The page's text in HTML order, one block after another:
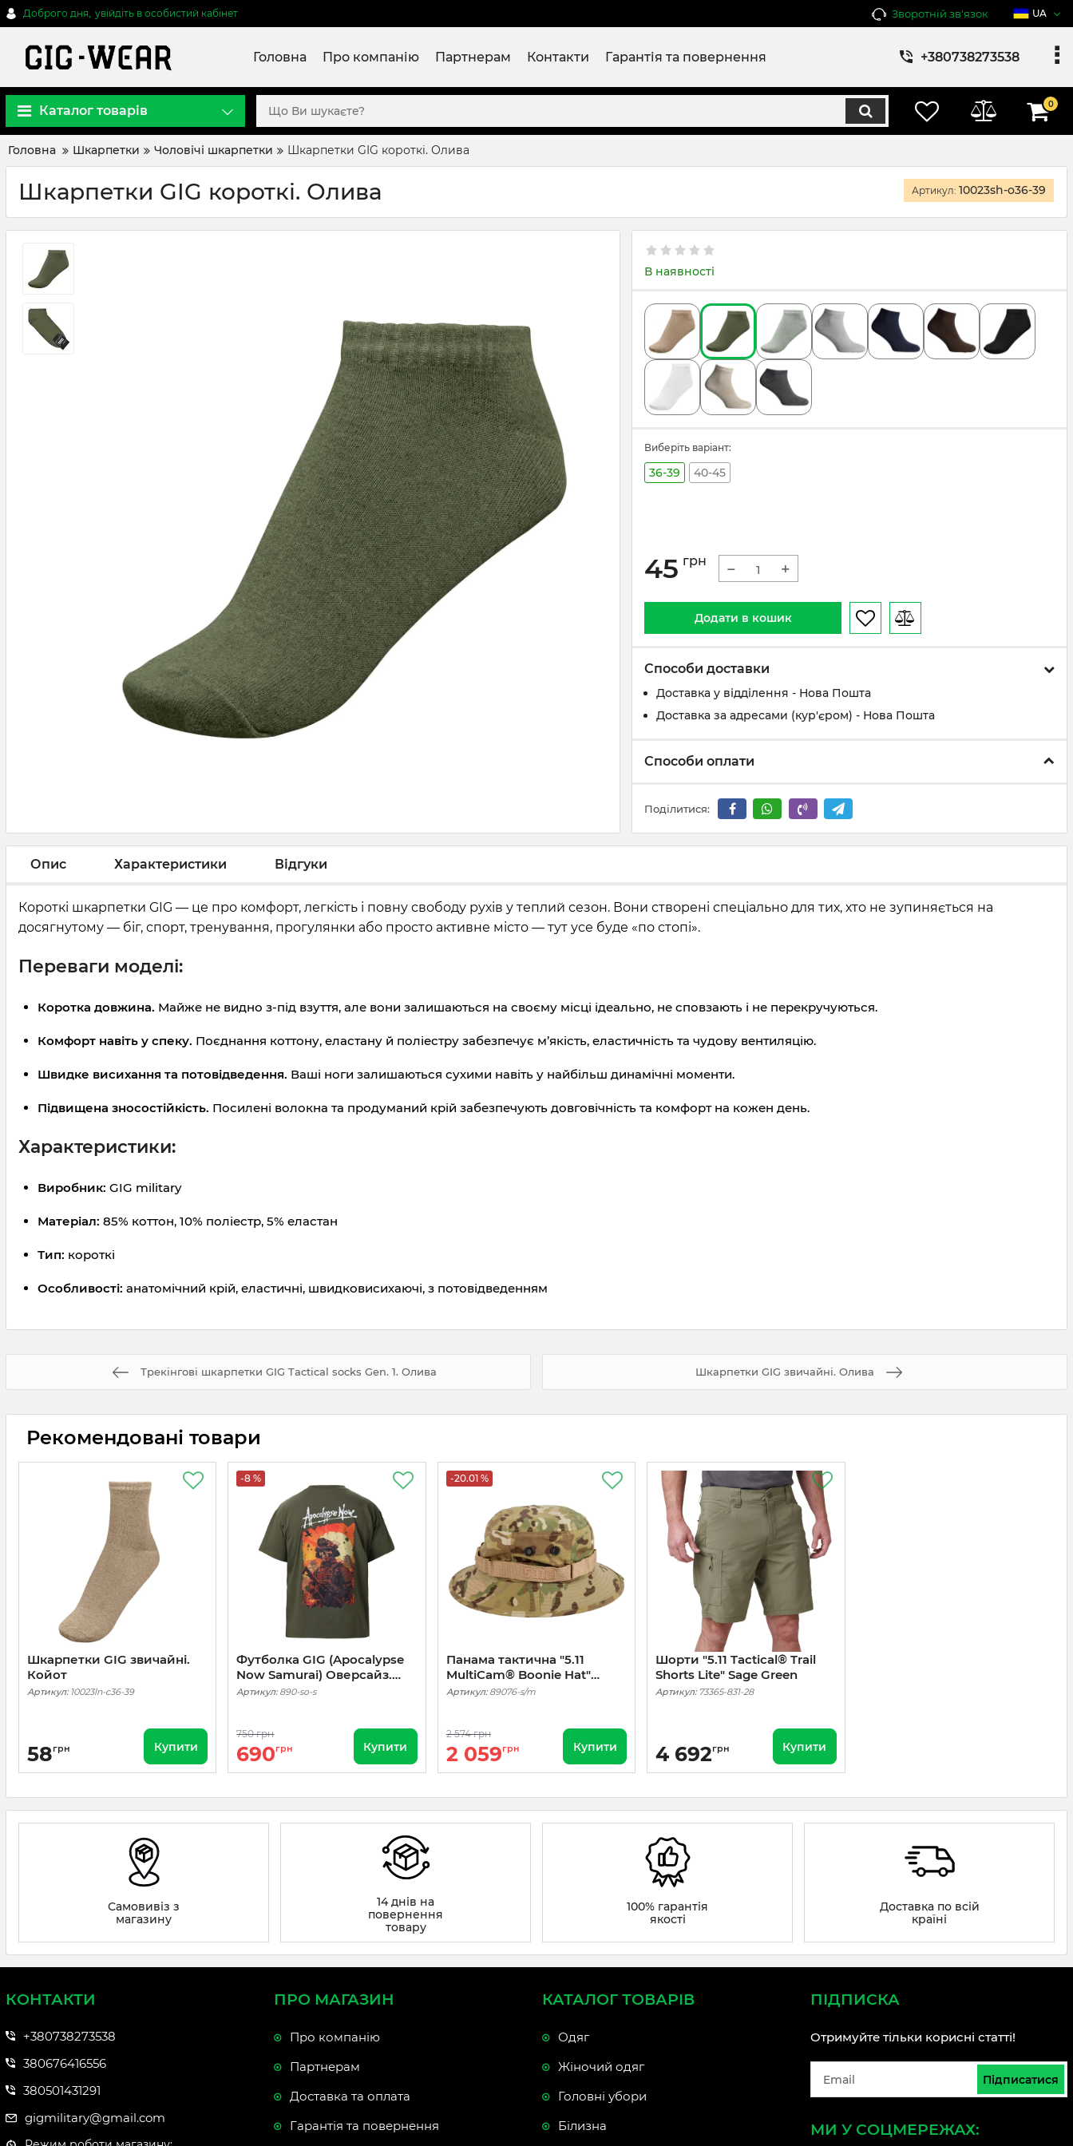
Доброго дня, увійдіть в особистий кабінет Зворотній зв'язок UA
Головна Про компанію Партнерам Контакти Гарантія та повернення +380738273538
Каталог товарів 0
Головна Шкарпетки Чоловічі шкарпетки Шкарпетки GIG короткі. Олива
Шкарпетки GIG короткі. Олива Артикул: 10023sh-o36-39
В наявності
Виберіть варіант:
36-39 40-45
45 грн − +
Додати в кошик
Способи доставки
Доставка у відділення - Нова Пошта
Доставка за адресами (кур'єром) - Нова Пошта
Способи оплати
Поділитися:
Опис Характеристики Відгуки
Короткі шкарпетки GIG — це про комфорт, легкість і повну свободу рухів у теплий сезон. Вони створені спеціально для тих, хто не зупиняється на
досягнутому — біг, спорт, тренування, прогулянки або просто активне місто — тут усе буде «по стопі».
Переваги моделі:
Коротка довжина. Майже не видно з-під взуття, але вони залишаються на своєму місці ідеально, не сповзають і не перекручуються.
Комфорт навіть у спеку. Поєднання коттону, еластану й поліестру забезпечує м’якість, еластичність та чудову вентиляцію.
Швидке висихання та потовідведення. Ваші ноги залишаються сухими навіть у найбільш динамічні моменти.
Підвищена зносостійкість. Посилені волокна та продуманий крій забезпечують довговічність та комфорт на кожен день.
Характеристики:
Виробник: GIG military
Матеріал: 85% коттон, 10% поліестр, 5% еластан
Тип: короткі
Особливості: анатомічний крій, еластичні, швидковисихаючі, з потовідведенням
Трекінгові шкарпетки GIG Tactical socks Gen. 1. Олива Шкарпетки GIG звичайні. Олива
Рекомендовані товари
Шкарпетки GIG звичайні.
Койот
Артикул: 10023ln-c36-39
58грн Купити
-8 %
Футболка GIG (Apocalypse
Now Samurai) Оверсайз.
Олива
Артикул:890-so-s
750 грн
690грн Купити
-20.01 %
Панама тактична "5.11
MultiCam® Boonie Hat"
Multicam
Артикул:89076-s/m
2 574 грн
2 059грн Купити
Шорти "5.11 Tactical® Trail
Shorts Lite" Sage Green
Артикул: 73365-831-28
4 692грн Купити
Самовивіз з
магазину
14 днів на
повернення
товару
100% гарантія
якості
Доставка по всій
країні
КОНТАКТИ
+380738273538
380676416556
380501431291
gigmilitary@gmail.com
ПРО МАГАЗИН
Про компанію
Партнерам
Доставка та оплата
Гарантія та повернення
КАТАЛОГ ТОВАРІВ
Одяг
Жіночий одяг
Головні убори
Білизна
ПІДПИСКА
Отримуйте тільки корисні статті!
Підписатися
МИ У СОЦМЕРЕЖАХ: